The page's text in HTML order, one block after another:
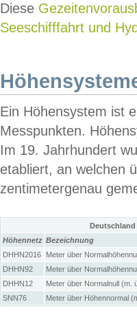
Diese
Seeschifffahrt und
Ein Höhensystem ist
Messpunkten.
Im 19. Jahrhundert
etabliert, an welchen
zentimetergenau
Höhennetz Bezeichnung
DHHN2016
Meter über
DHHN92
Meter über
DHHN12
Meter über Normalnull (m.
SNN76
Meter über Höhennormal